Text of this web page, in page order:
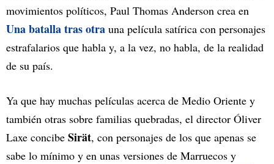
movimientos políticos, Paul Thomas Anderson crea en
Una batalla tras otra una película satírica con personajes
estrafalarios que habla y, a la vez, no habla, de la realidad
de su país.
Ya que hay muchas películas acerca de Medio Oriente y
también otras sobre familias quebradas, el director Óliver
Laxe concibe Sirät, con personajes de los que apenas se
sabe lo mínimo y en unas versiones de Marruecos y